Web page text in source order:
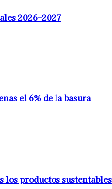
2026–2027
el 6% de la basura
los productos sustentables